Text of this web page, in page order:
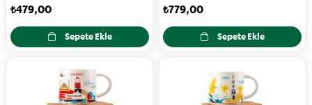
₺479,00
Sepete Ekle
₺779,00
Sepete Ekle